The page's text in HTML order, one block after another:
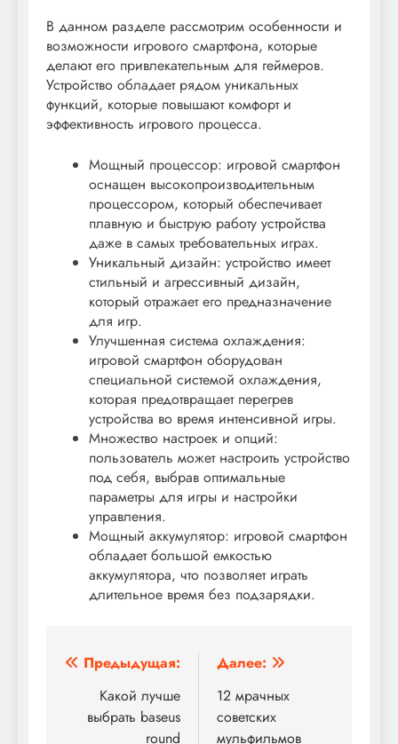
В данном разделе рассмотрим особенности и
возможности игрового смартфона, которые
делают его привлекательным для геймеров.
Устройство обладает рядом уникальных
функций, которые повышают комфорт и
эффективность игрового процесса.
Мощный процессор: игровой смартфон
оснащен высокопроизводительным
процессором, который обеспечивает
плавную и быструю работу устройства
даже в самых требовательных играх.
Уникальный дизайн: устройство имеет
стильный и агрессивный дизайн,
который отражает его предназначение
для игр.
Улучшенная система охлаждения:
игровой смартфон оборудован
специальной системой охлаждения,
которая предотвращает перегрев
устройства во время интенсивной игры.
Множество настроек и опций:
пользователь может настроить устройство
под себя, выбрав оптимальные
параметры для игры и настройки
управления.
Мощный аккумулятор: игровой смартфон
обладает большой емкостью
аккумулятора, что позволяет играть
длительное время без подзарядки.
Навигация
записям
Предыдущая:
Какой лучше
выбрать baseus
round
Далее:
12 мрачных
советских
мульфильмов